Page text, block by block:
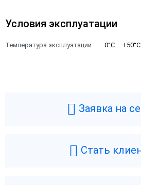
Условия эксплуатации
Температура эксплуатации 0°C … +50°C
Заявка на
Стать